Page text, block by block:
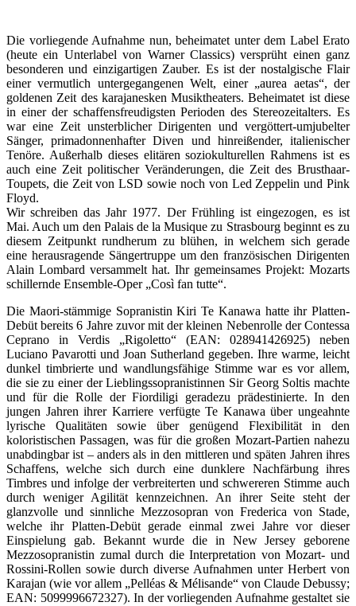
Die vorliegende Aufnahme nun, beheimatet unter dem Label Erato
(heute ein Unterlabel von Warner Classics) versprüht einen ganz
besonderen und einzigartigen Zauber. Es ist der nostalgische Flair
einer vermutlich untergegangenen Welt, einer „aurea aetas“, der
goldenen Zeit des karajanesken Musiktheaters. Beheimatet ist diese
in einer der schaffensfreudigsten Perioden des Stereozeitalters. Es
war eine Zeit unsterblicher Dirigenten und vergöttert-umjubelter
Sänger, primadonnenhafter Diven und hinreißender, italienischer
Tenöre. Außerhalb dieses elitären soziokulturellen Rahmens ist es
auch eine Zeit politischer Veränderungen, die Zeit des Brusthaar-
Toupets, die Zeit von LSD sowie noch von Led Zeppelin und Pink
Floyd.
Wir schreiben das Jahr 1977. Der Frühling ist eingezogen, es ist
Mai. Auch um den Palais de la Musique zu Strasbourg beginnt es zu
diesem Zeitpunkt rundherum zu blühen, in welchem sich gerade
eine herausragende Sängertruppe um den französischen Dirigenten
Alain Lombard versammelt hat. Ihr gemeinsames Projekt: Mozarts
schillernde Ensemble-Oper „Così fan tutte“.
Die Maori-stämmige Sopranistin Kiri Te Kanawa hatte ihr Platten-
Debüt bereits 6 Jahre zuvor mit der kleinen Nebenrolle der Contessa
Ceprano in Verdis „Rigoletto“ (EAN: 028941426925) neben
Luciano Pavarotti und Joan Sutherland gegeben. Ihre warme, leicht
dunkel timbrierte und wandlungsfähige Stimme war es vor allem,
die sie zu einer der Lieblingssopranistinnen Sir Georg Soltis machte
und für die Rolle der Fiordiligi geradezu prädestinierte. In den
jungen Jahren ihrer Karriere verfügte Te Kanawa über ungeahnte
lyrische Qualitäten sowie über genügend Flexibilität in den
koloristischen Passagen, was für die großen Mozart-Partien nahezu
unabdingbar ist – anders als in den mittleren und späten Jahren ihres
Schaffens, welche sich durch eine dunklere Nachfärbung ihres
Timbres und infolge der verbreiterten und schwereren Stimme auch
durch weniger Agilität kennzeichnen. An ihrer Seite steht der
glanzvolle und sinnliche Mezzosopran von Frederica von Stade,
welche ihr Platten-Debüt gerade einmal zwei Jahre vor dieser
Einspielung gab. Bekannt wurde die in New Jersey geborene
Mezzosopranistin zumal durch die Interpretation von Mozart- und
Rossini-Rollen sowie durch diverse Aufnahmen unter Herbert von
Karajan (wie vor allem „Pelléas & Mélisande“ von Claude Debussy;
EAN: 5099996672327). In der vorliegenden Aufnahme gestaltet sie